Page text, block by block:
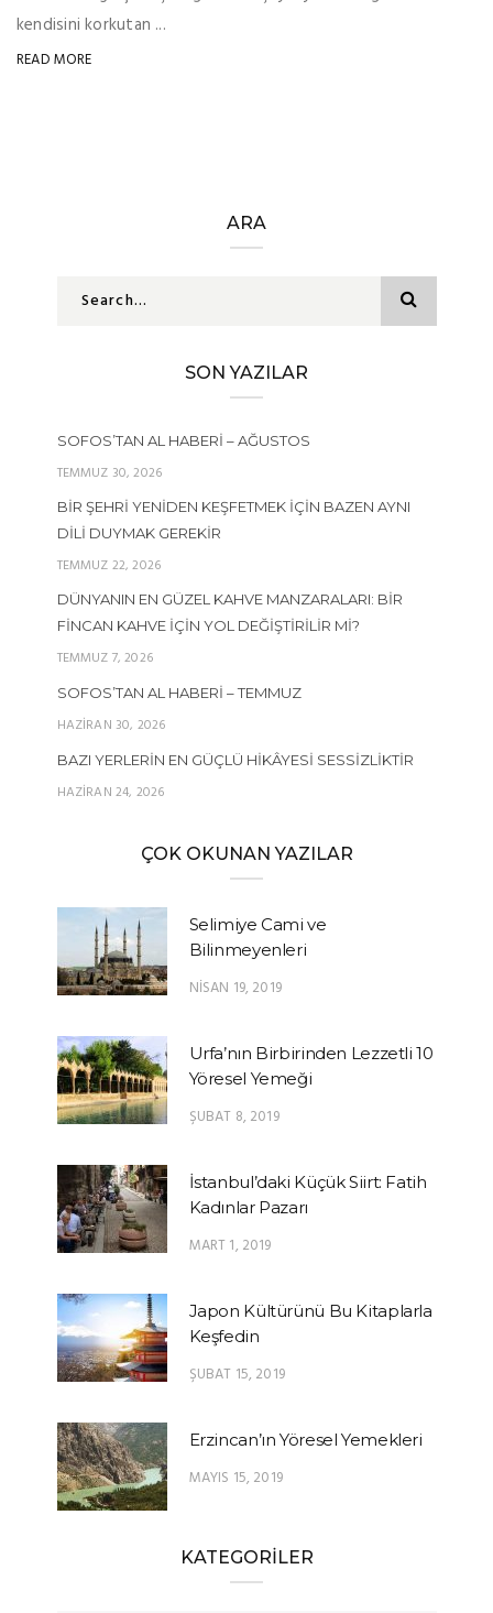
kendisini korkutan ...
READ MORE
ARA
SON YAZILAR
SOFOS’TAN AL HABERI – AĞUSTOS
TEMMUZ 30, 2026
BIR ŞEHRI YENIDEN KEŞFETMEK İÇIN BAZEN AYNI
DILI DUYMAK GEREKIR
TEMMUZ 22, 2026
DÜNYANIN EN GÜZEL KAHVE MANZARALARI: BIR
FINCAN KAHVE İÇIN YOL DEĞIŞTIRILIR MI?
TEMMUZ 7, 2026
SOFOS’TAN AL HABERI – TEMMUZ
HAZIRAN 30, 2026
BAZI YERLERIN EN GÜÇLÜ HIKÂYESI SESSIZLIKTIR
HAZIRAN 24, 2026
ÇOK OKUNAN YAZILAR
Selimiye Cami ve
Bilinmeyenleri
NISAN 19, 2019
Urfa’nın Birbirinden Lezzetli 10
Yöresel Yemeği
ŞUBAT 8, 2019
İstanbul’daki Küçük Siirt: Fatih
Kadınlar Pazarı
MART 1, 2019
Japon Kültürünü Bu Kitaplarla
Keşfedin
ŞUBAT 15, 2019
Erzincan’ın Yöresel Yemekleri
MAYIS 15, 2019
KATEGORİLER